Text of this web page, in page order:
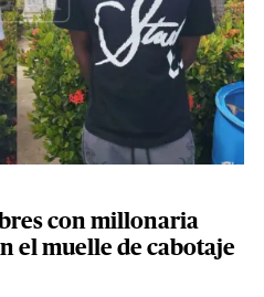
con millonaria
el muelle de cabotaje